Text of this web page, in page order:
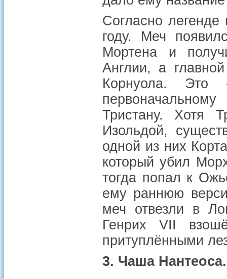
Согласно легенде
году. Меч
Мортена и
Англии, а
Корнуола.
Тристану. Хотя
Изольдой,
одной из них
который убил
тогда попал к
ему раннюю
меч отвезли в
Генрих VII
притуплёнными
3. Чаша Нантеоса.